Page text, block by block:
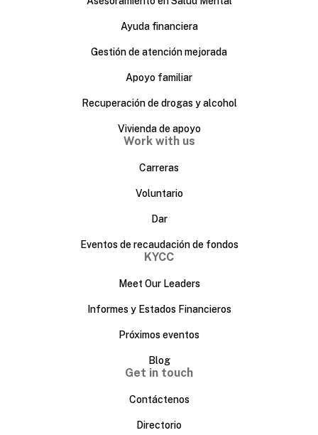
Ayuda financiera
Gestión de atención mejorada
Apoyo familiar
Recuperación de drogas y alcohol
Vivienda de apoyo
Work with us
Carreras
Voluntario
Dar
Eventos de recaudación de fondos
KYCC
Meet Our Leaders
Informes y Estados Financieros
Próximos eventos
Blog
Get in touch
Contáctenos
Directorio